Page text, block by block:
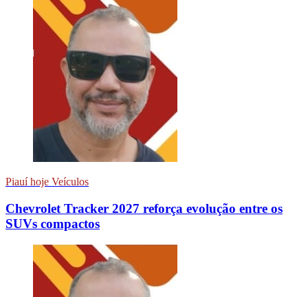
Piauí hoje Veículos
Chevrolet Tracker 2027 reforça evolução entre os
SUVs compactos